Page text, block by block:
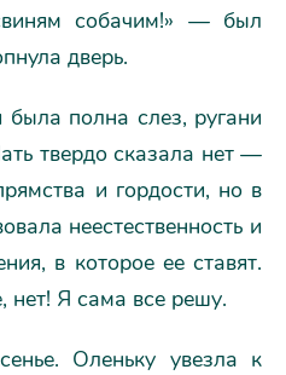
собачим!» — был
дверь.
полна слез, ругани
твердо сказала нет —
и гордости, но в
неестественность и
в которое ее ставят.
нет! Я сама все решу.
Оленьку увезла к